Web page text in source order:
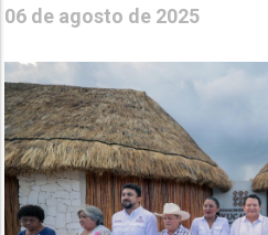
06 de agosto de 2025